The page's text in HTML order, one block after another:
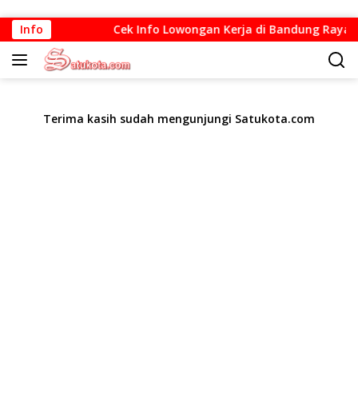
Langsung
ke
konten
Info Cek Info Lowongan Kerja di Bandung Raya
Terima kasih sudah mengunjungi Satukota.com